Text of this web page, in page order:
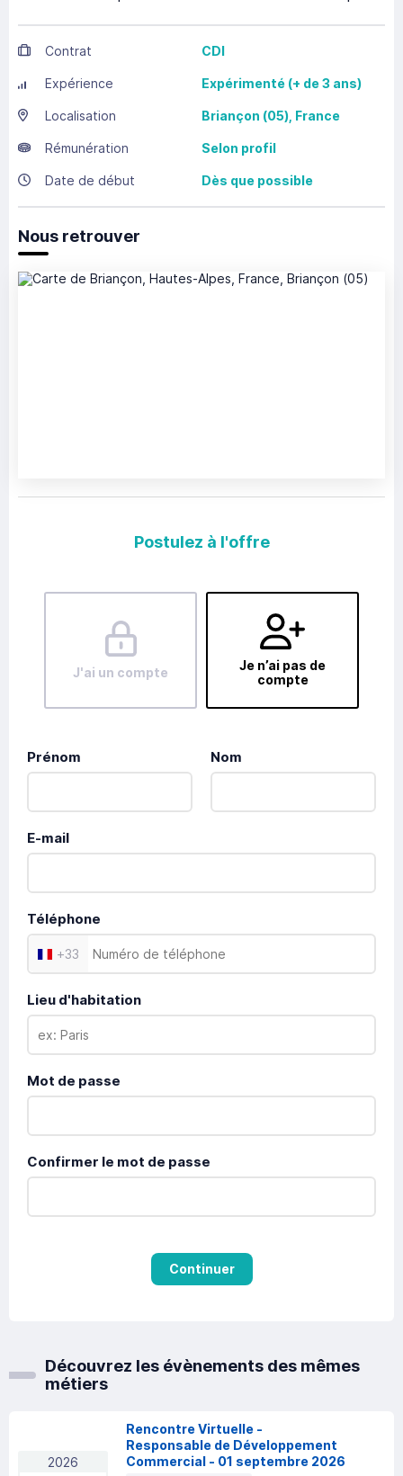
Contrat CDI
Expérience Expérimenté (+ de 3 ans)
Localisation Briançon (05), France
Rémunération Selon profil
Date de début Dès que possible
Nous retrouver
Postulez à l'offre
J'ai un compte
Je n’ai pas de
compte
Prénom Nom
E-mail
Téléphone
+33
Lieu d'habitation
Mot de passe
Confirmer le mot de passe
Continuer
Découvrez les évènements des mêmes
métiers
2026
Rencontre Virtuelle -
Responsable de Développement
Commercial - 01 septembre 2026